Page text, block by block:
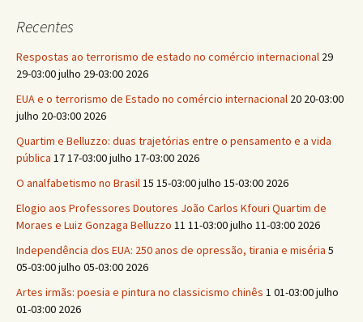
Recentes
Respostas ao terrorismo de estado no comércio internacional 29
29-03:00 julho 29-03:00 2026
EUA e o terrorismo de Estado no comércio internacional 20 20-03:00
julho 20-03:00 2026
Quartim e Belluzzo: duas trajetórias entre o pensamento e a vida
pública 17 17-03:00 julho 17-03:00 2026
O analfabetismo no Brasil15 15-03:00 julho 15-03:00 2026
Elogio aos Professores Doutores João Carlos Kfouri Quartim de
Moraes e Luiz Gonzaga Belluzzo 11 11-03:00 julho 11-03:00 2026
Independência dos EUA: 250 anos de opressão, tirania e miséria 5
05-03:00 julho 05-03:00 2026
Artes irmãs: poesia e pintura no classicismo chinês 1 01-03:00 julho
01-03:00 2026